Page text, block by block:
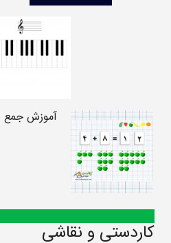
آموزش جمع
کاردستی و نقاشی